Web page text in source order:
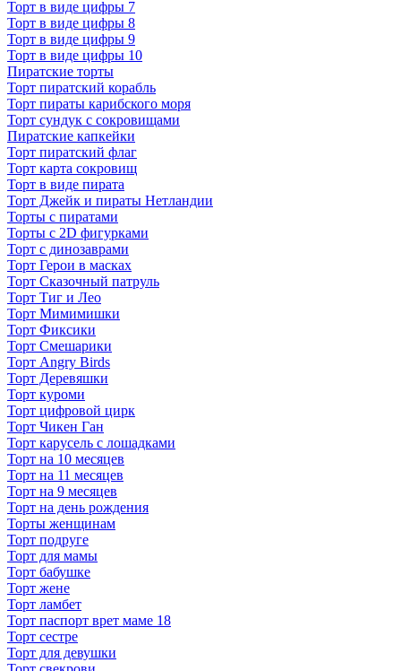
Торт в виде цифры 7
Торт в виде цифры 8
Торт в виде цифры 9
Торт в виде цифры 10
Пиратские торты
Торт пиратский корабль
Торт пираты карибского моря
Торт сундук с сокровищами
Пиратские капкейки
Торт пиратский флаг
Торт карта сокровищ
Торт в виде пирата
Торт Джейк и пираты Нетландии
Торты с пиратами
Торты с 2D фигурками
Торт с динозаврами
Торт Герои в масках
Торт Сказочный патруль
Торт Тиг и Лео
Торт Мимимишки
Торт Фиксики
Торт Смешарики
Торт Angry Birds
Торт Деревяшки
Торт куроми
Торт цифровой цирк
Торт Чикен Ган
Торт карусель с лошадками
Торт на 10 месяцев
Торт на 11 месяцев
Торт на 9 месяцев
Торт на день рождения
Торты женщинам
Торт подруге
Торт для мамы
Торт бабушке
Торт жене
Торт ламбет
Торт паспорт врет маме 18
Торт сестре
Торт для девушки